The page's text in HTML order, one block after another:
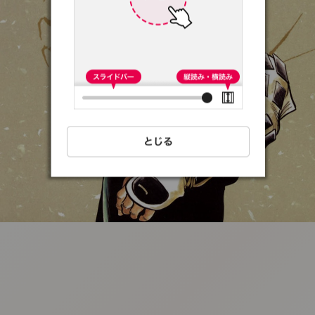
:692.15.691.42:t-
vnqp.lunrzsdszk.vn.oi